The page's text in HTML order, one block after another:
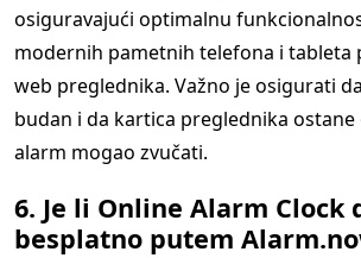
osiguravajući optimalnu
modernih pametnih telefona i tableta
web preglednika. Važno je osigurati
budan i da kartica preglednika
alarm mogao zvučati.
6. Je li Online Alarm Clock
besplatno putem